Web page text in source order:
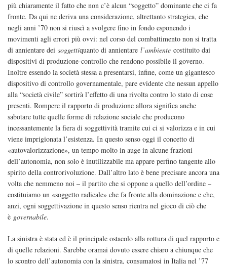
più chiaramente il fatto che non c’è alcun “soggetto” dominante che ci fa
fronte. Da qui ne deriva una considerazione, altrettanto strategica, che
negli anni ’70 non si riuscì a svolgere fino in fondo esponendo i
movimenti agli errori più ovvi: nel corso del combattimento non si tratta
di annientare dei soggettiquanto di annientare l’ambiente costituito dai
dispositivi di produzione-controllo che rendono possibile il governo.
Inoltre essendo la società stessa a presentarsi, infine, come un gigantesco
dispositivo di controllo governamentale, pare evidente che nessun appello
alla “società civile” sortirà l’effetto di una rivolta contro lo stato di cose
presenti. Rompere il rapporto di produzione allora significa anche
sabotare tutte quelle forme di relazione sociale che producono
incessantemente la fiera di soggettività tramite cui ci si valorizza e in cui
viene imprigionata l’esistenza. In questo senso oggi il concetto di
«autovalorizzazione», un tempo molto in auge in alcune frazioni
dell’autonomia, non solo è inutilizzabile ma appare perfino tangente allo
spirito della controrivoluzione. Dall’altro lato è bene precisare ancora una
volta che nemmeno noi – il partito che si oppone a quello dell’ordine –
costituiamo un «soggetto radicale» che fa fronte alla dominazione e che,
anzi, ogni soggettivazione in questo senso rientra nel gioco di ciò che
è governabile.
La sinistra è stata ed è il principale ostacolo alla rottura di quel rapporto e
di quelle relazioni. Sarebbe oramai dovuto essere chiaro a chiunque che
lo scontro dell’autonomia con la sinistra, consumatosi in Italia nel ’77